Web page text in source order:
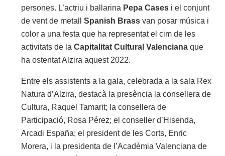
persones. L’actriu i ballarina Pepa Cases i el conjunt
de vent de metallSpanish Brass van posar música i
color a una festa que ha representat el cim de les
activitats de laCapitalitat Cultural Valenciana que
ha ostentat Alzira aquest 2022.
Entre els assistents a la gala, celebrada a la sala Rex
Natura d’Alzira, destacà la presència la consellera de
Cultura, Raquel Tamarit; la consellera de
Participació, Rosa Pérez; el conseller d’Hisenda,
Arcadi España; el president de les Corts, Enric
Morera, i la presidenta de l’Acadèmia Valenciana de